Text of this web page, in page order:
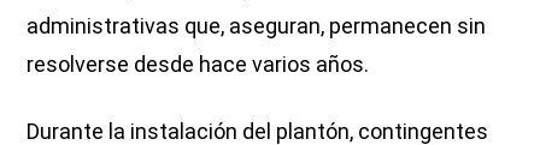
administrativas que, aseguran, permanecen sin
resolverse desde hace varios años.
Durante la instalación del plantón, contingentes